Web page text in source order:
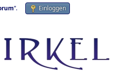
“. Einloggen